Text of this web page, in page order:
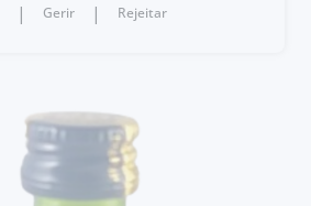
| Gerir | Rejeitar